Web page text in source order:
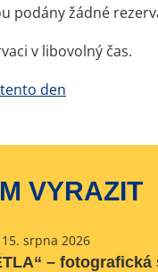
podány žádné
v libovolný čas.
den
VYRAZIT
srpna 2026
– fotografická